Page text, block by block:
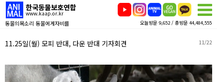
한국동물보호연합
www.kaap.or.kr
동물의목소리 동물에게자비를 오늘방문 9,652 / 총방문 44,484,555
11.25일(월) 모피 반대, 다운 반대 기자회견 11/22